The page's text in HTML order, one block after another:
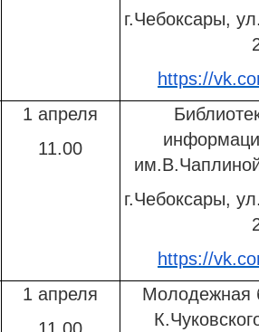
г.Чебоксары,
https://
1 апреля
11.00
г.Чебоксары,
https://
1 апреля
Молодежная